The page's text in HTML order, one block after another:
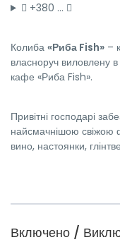
+380 …
Колиба «Риба Fish» –
власноруч виловлену
кафе «Риба Fish».
Привітні господарі
найсмачнішою свіжою
вино, настоянки,
Включено /